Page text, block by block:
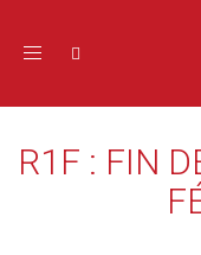
Toggle navigation
R1F : FIN